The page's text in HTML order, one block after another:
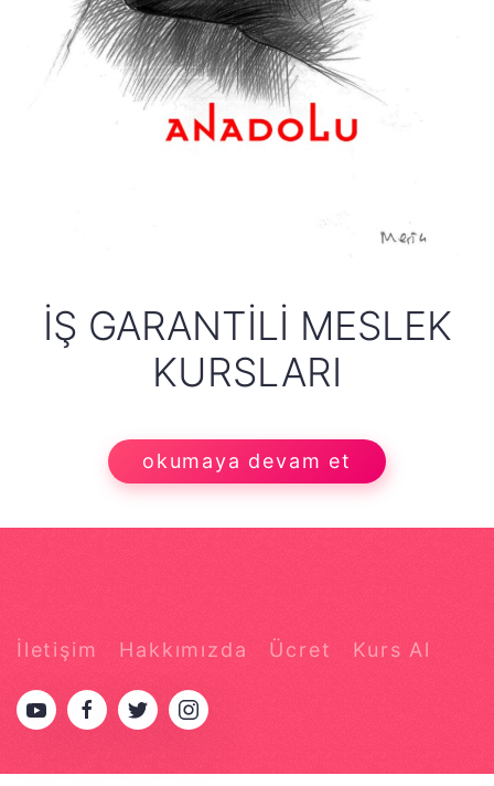
İŞ GARANTILI MESLEK
KURSLARI
okumaya devam et
İletişim Hakkımızda Ücret Kurs Al